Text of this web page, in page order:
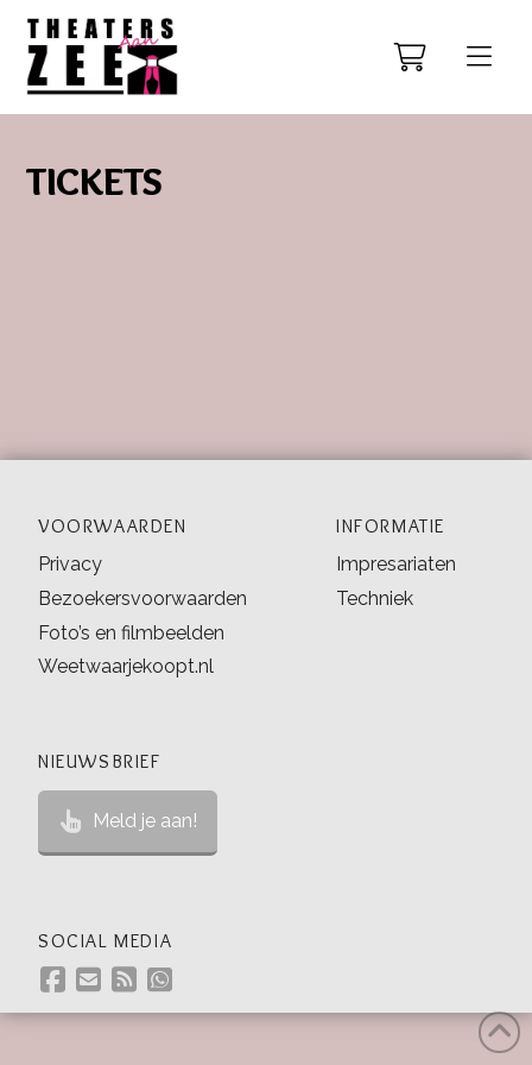
TICKETS
VOORWAARDEN
Privacy
Bezoekersvoorwaarden
Foto’s en filmbeelden
Weetwaarjekoopt.nl
INFORMATIE
Impresariaten
Techniek
NIEUWSBRIEF
Meld je aan!
SOCIAL MEDIA